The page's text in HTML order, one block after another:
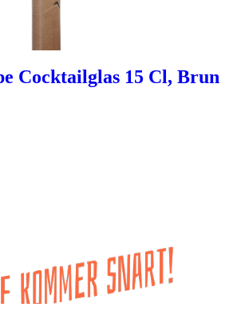
Cocktailglas 15 Cl, Brun